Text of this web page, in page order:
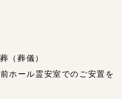
（葬儀）
ホール霊安室でのご安置を